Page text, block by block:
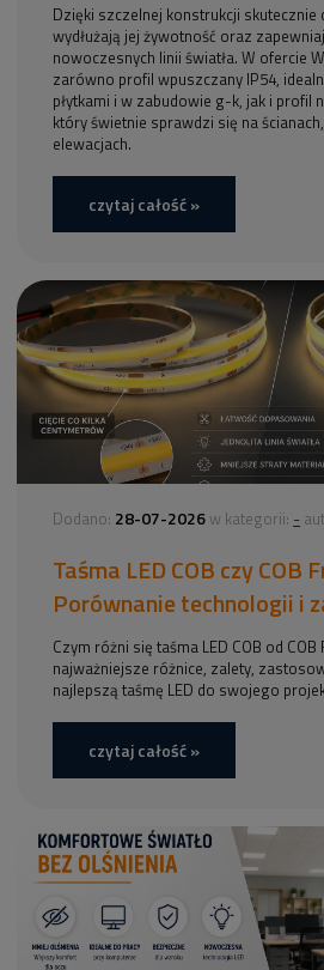
Dzięki szczelnej konstrukcji skutecznie
wydłużają jej żywotność oraz
nowoczesnych linii światła. W ofercie
zarówno profil wpuszczany IP54,
płytkami i w zabudowie g-k, jak i profil
który świetnie sprawdzi się na
elewacjach.
czytaj całość »
Dodano: 28-07-2026 w kategorii: -
Taśma LED COB czy COB
Porównanie technologii i
Czym różni się taśma LED COB od
najważniejsze różnice, zalety,
najlepszą taśmę LED do swojego
czytaj całość »